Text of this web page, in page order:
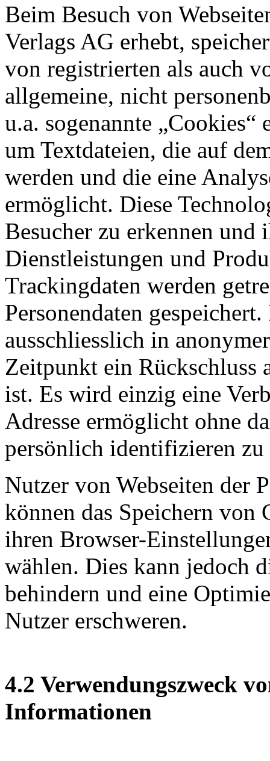
Beim Besuch von
Verlags AG erhebt,
von registrierten als auch
allgemeine, nicht
u.a. sogenannte „Cookies“
um Textdateien, die auf
werden und die eine
ermöglicht. Diese
Besucher zu erkennen
Dienstleistungen und
Trackingdaten werden
Personendaten
ausschliesslich in
Zeitpunkt ein Rückschluss
ist. Es wird einzig eine
Adresse ermöglicht ohne
persönlich identifizieren zu
Nutzer von Webseiten der
können das Speichern von
ihren Browser-
wählen. Dies kann jedoch
behindern und eine
Nutzer erschweren.
4.2 Verwendungszweck
Informationen